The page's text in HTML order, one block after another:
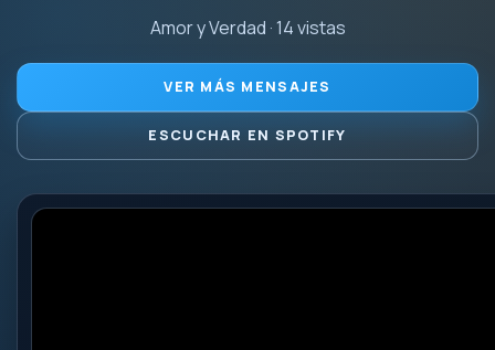
Amor y Verdad · 14 vistas
VER MÁS MENSAJES
ESCUCHAR EN SPOTIFY